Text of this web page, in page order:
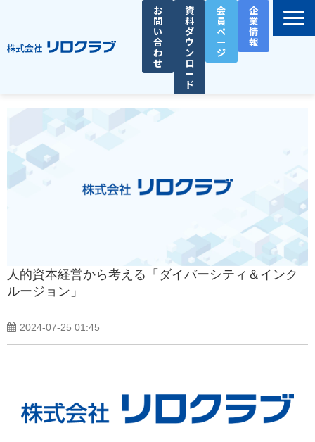
お
問
い
合
わ
せ
資
料
ダ
ウ
ン
ロ
ー
ド
会
員
ペ
ー
ジ
企
業
情
報
選ばれる理由
導入事例
総務人事タイムズ
人的資本経営から考える「ダイバーシティ＆インク
ルージョン」
2024-07-25 01:45